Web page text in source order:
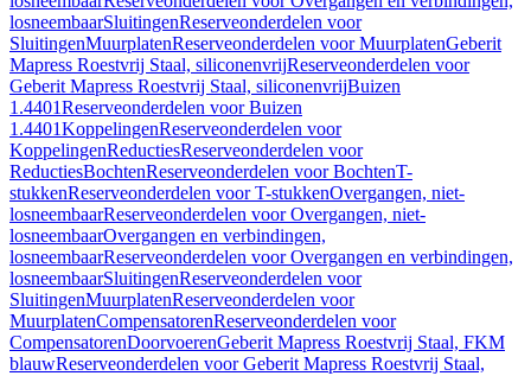
losneembaarSluitingenReserveonderdelen voor
SluitingenMuurplatenReserveonderdelen voor MuurplatenGeberit
Mapress Roestvrij Staal, siliconenvrijReserveonderdelen voor
Geberit Mapress Roestvrij Staal, siliconenvrijBuizen
1.4401Reserveonderdelen voor Buizen
1.4401KoppelingenReserveonderdelen voor
KoppelingenReductiesReserveonderdelen voor
ReductiesBochtenReserveonderdelen voor BochtenT-
stukkenReserveonderdelen voor T-stukkenOvergangen, niet-
losneembaarReserveonderdelen voor Overgangen, niet-
losneembaarOvergangen en verbindingen,
losneembaarReserveonderdelen voor Overgangen en verbindingen,
losneembaarSluitingenReserveonderdelen voor
SluitingenMuurplatenReserveonderdelen voor
MuurplatenCompensatorenReserveonderdelen voor
CompensatorenDoorvoerenGeberit Mapress Roestvrij Staal, FKM
blauwReserveonderdelen voor Geberit Mapress Roestvrij Staal,